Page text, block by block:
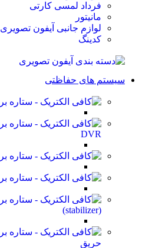
فرداد لمسی کارتی
مانیتور
لوازم جانبی آیفون تصویری
کدینگ
سیستم های حفاظتی
DVR
(stabilizer)
حریق